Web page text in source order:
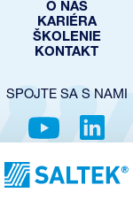
O NÁS
KARIÉRA
ŠKOLENIE
KONTAKT
SPOJTE SA S NAMI
OCHRANA SÚKROMIA